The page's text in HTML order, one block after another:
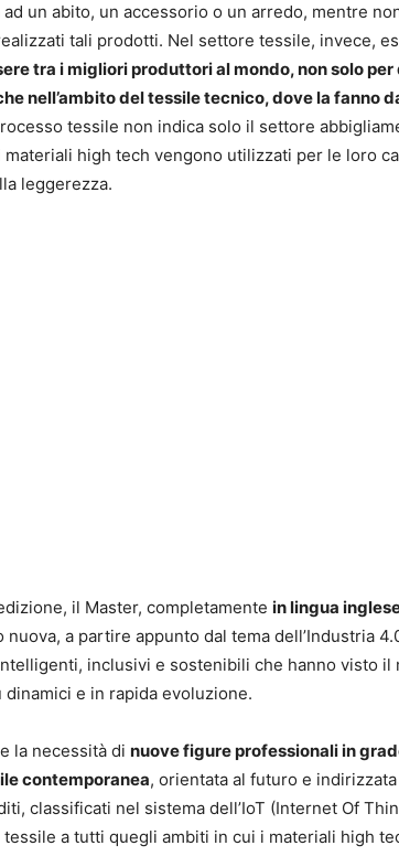
un abito, un accessorio o un arredo, mentre
tali prodotti. Nel settore tessile, invece,
tra i migliori produttori al mondo, non solo
nell’ambito del tessile tecnico, dove la fanno
tessile non indica solo il settore
high tech vengono utilizzati per le loro
leggerezza.
il Master, completamente in lingua
a partire appunto dal tema dell’Industria
inclusivi e sostenibili che hanno visto il
e in rapida evoluzione.
la necessità di nuove figure professionali in
contemporanea, orientata al futuro e
classificati nel sistema dell’IoT (Internet Of
tessile a tutti quegli ambiti in cui i materiali high